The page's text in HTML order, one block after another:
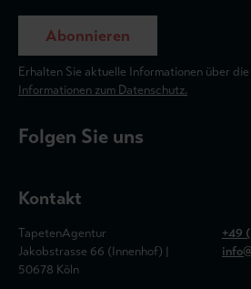
Abonnieren
Erhalten Sie aktuelle Informationen über
Informationen zum Datenschutz.
Folgen Sie uns
Kontakt
TapetenAgentur
Jakobstrasse 66 (Innenhof) |
50678 Köln
+49